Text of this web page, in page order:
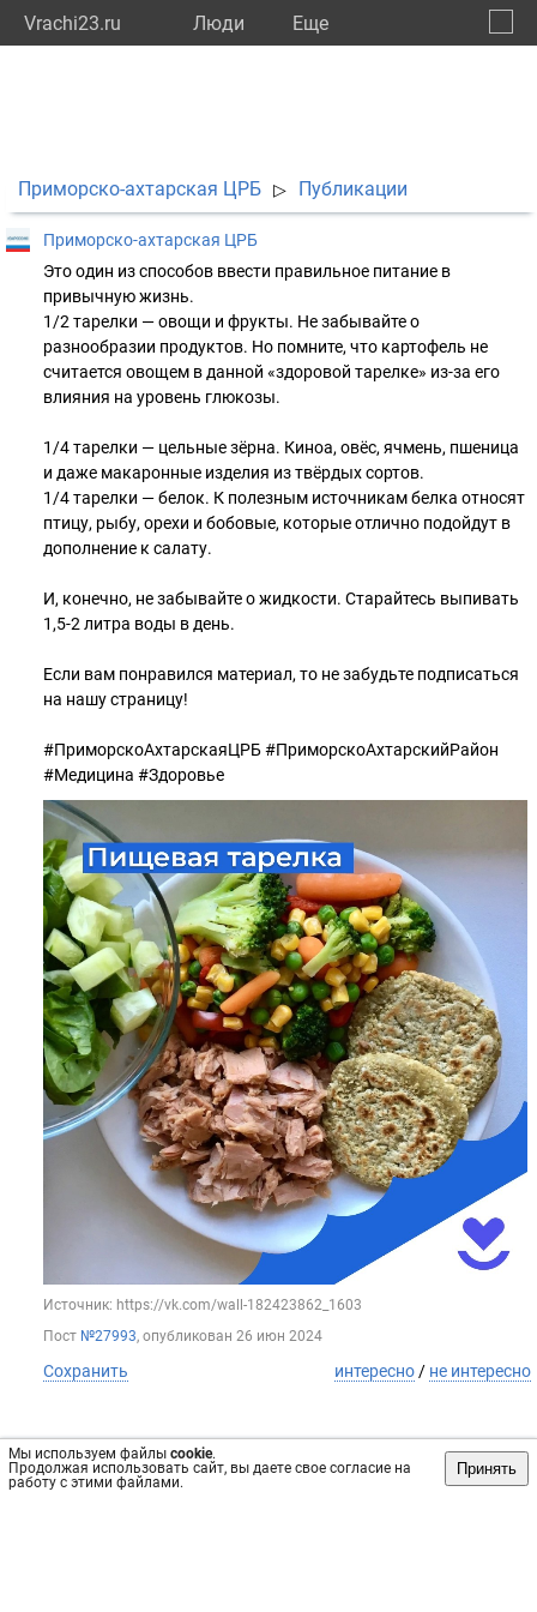
Vrachi23.ru Люди Eще
Мы используем файлы cookie.
Продолжая использовать сайт, вы даете свое согласие на
работу с этими файлами.
Принять
Приморско-ахтарская ЦРБ ▷ Публикации
Приморско-ахтарская ЦРБ
Это один из способов ввести правильное питание в
привычную жизнь.
1/2 тарелки — овощи и фрукты. Не забывайте о
разнообразии продуктов. Но помните, что картофель не
считается овощем в данной «здоровой тарелке» из-за его
влияния на уровень глюкозы.
1/4 тарелки — цельные зёрна. Киноа, овёс, ячмень, пшеница
и даже макаронные изделия из твёрдых сортов.
1/4 тарелки — белок. К полезным источникам белка относят
птицу, рыбу, орехи и бобовые, которые отлично подойдут в
дополнение к салату.
И, конечно, не забывайте о жидкости. Старайтесь выпивать
1,5-2 литра воды в день.
Если вам понравился материал, то не забудьте подписаться
на нашу страницу!
#ПриморскоАхтарскаяЦРБ #ПриморскоАхтарскийРайон
#Медицина #Здоровье
Источник: https://vk.com/wall-182423862_1603
Пост №27993, опубликован 26 июн 2024
Сохранить интересно / не интересно
Приморско-ахтарская ЦРБ